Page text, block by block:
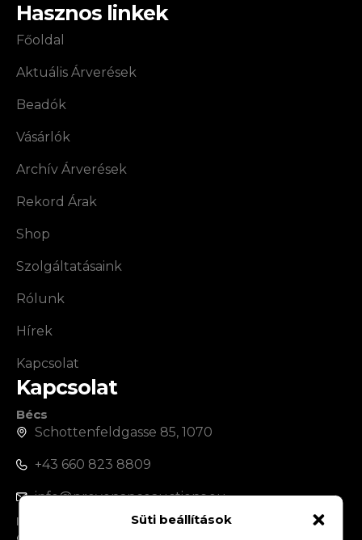
Süti beállítások
Hasznos linkek
Főoldal
Aktuális Árverések
Beadók
Vásárlók
Archív Árverések
Rekord Árak
Shop
Szolgáltatásaink
Rólunk
Hírek
Kapcsolat
Kapcsolat
Bécs
Schottenfeldgasse 85, 1070
+43 660 823 8809
info@provenanceauctions.eu
Budapest